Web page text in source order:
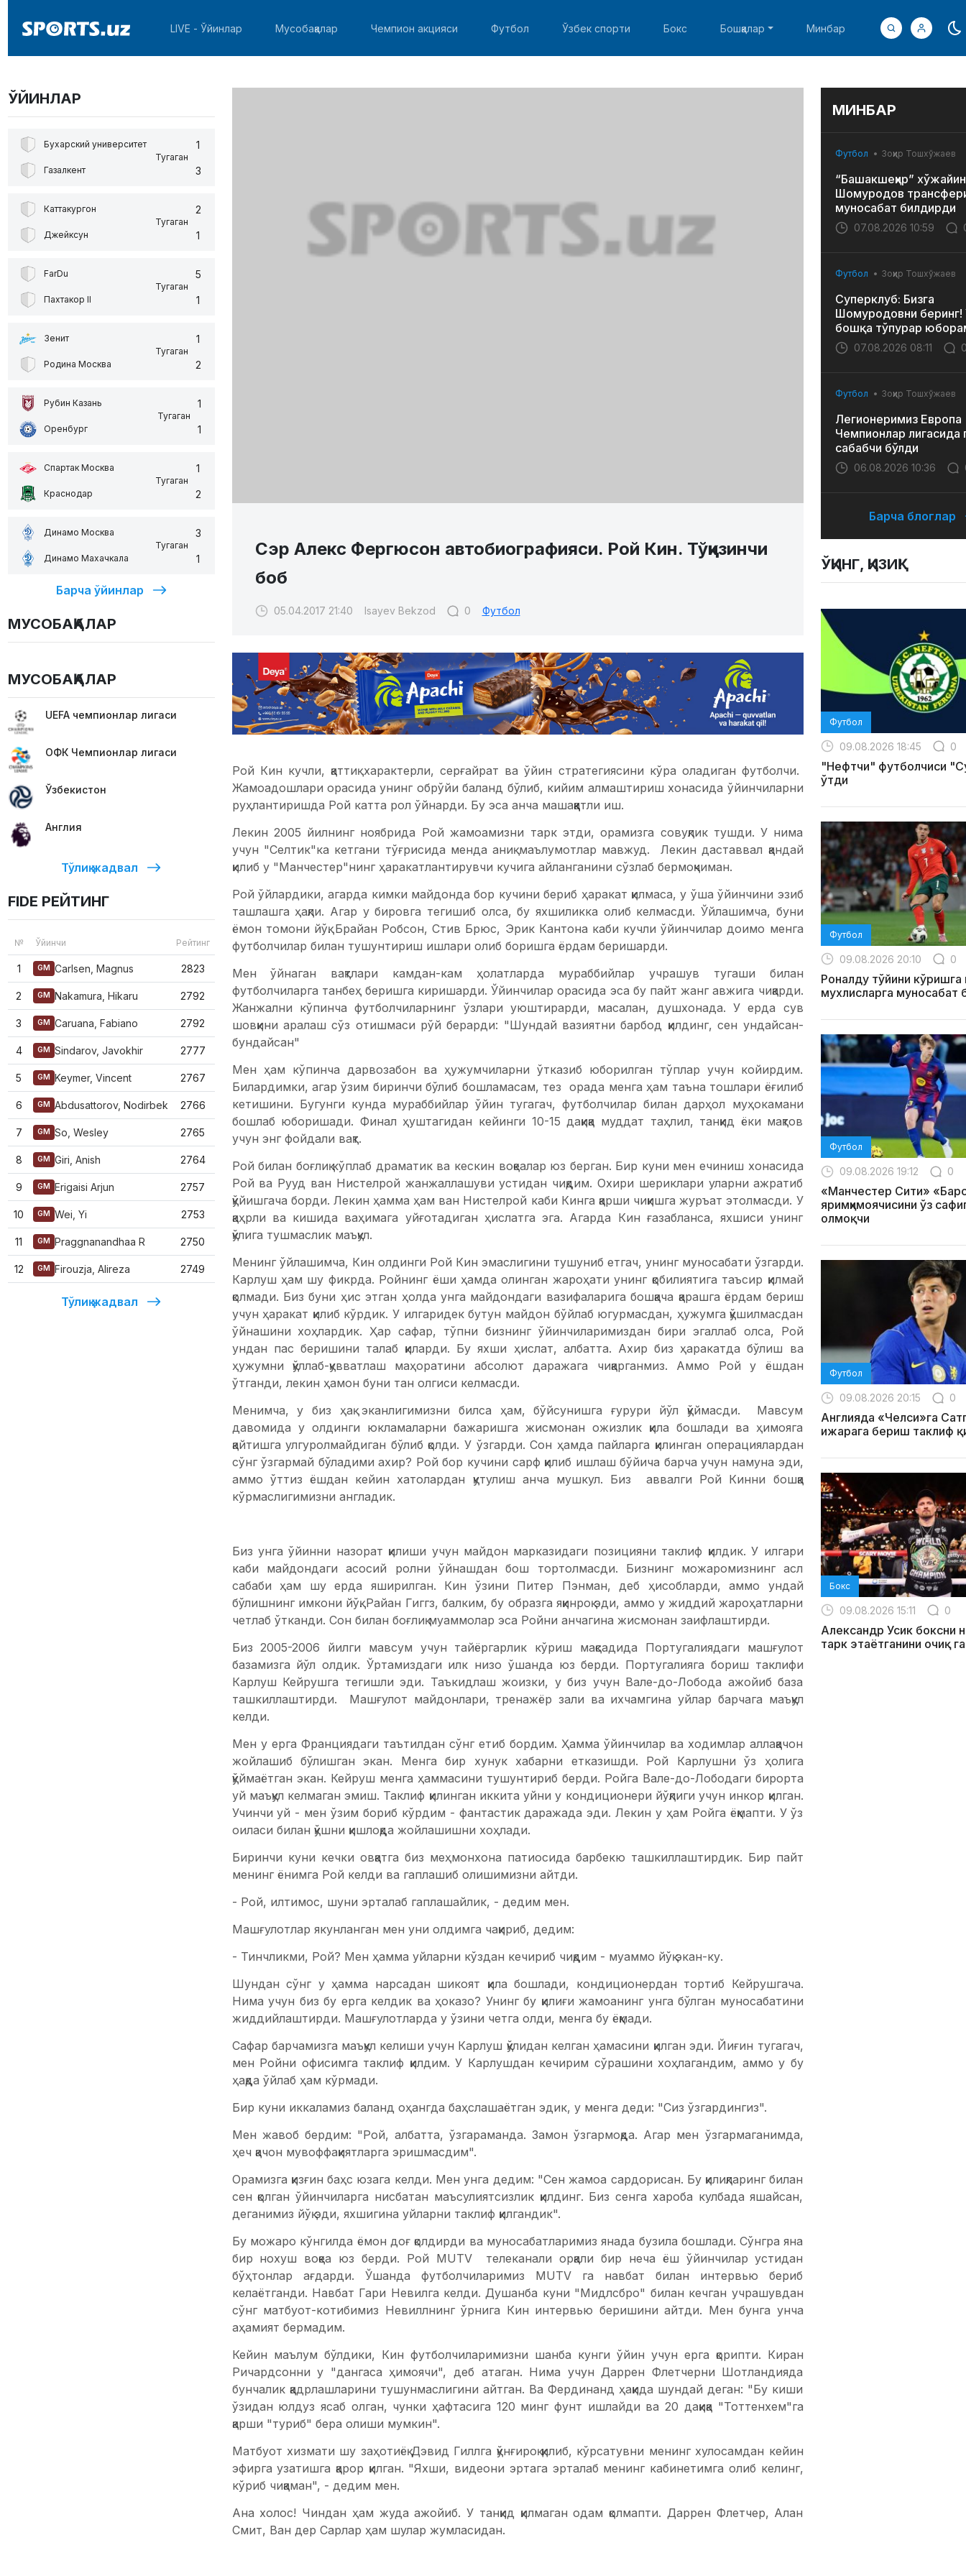
LIVE - Ўйинлар Мусобақалар Чемпион акцияси Футбол Ўзбек спорти Бокс Бошқалар Минбар
ЎЙИНЛАР
Бухарский университет
Газалкент
Тугаган
1
3
Каттакургон
Джейксун
Тугаган
2
1
FarDu
Пахтакор II
Тугаган
5
1
Зенит
Родина Москва
Тугаган
1
2
Рубин Казань
Оренбург
Тугаган
1
1
Спартак Москва
Краснодар
Тугаган
1
2
Динамо Москва
Динамо Махачкала
Тугаган
3
1
Барча ўйинлар
МУСОБАҚАЛАР
МУСОБАҚАЛАР
UEFA чемпионлар лигаси
ОФК Чемпионлар лигаси
Ўзбекистон
Англия
Тўлиқ жадвал
FIDE РЕЙТИНГ
№ Ўйинчи Рейтинг
1 GM Carlsen, Magnus 2823
2 GM Nakamura, Hikaru 2792
3 GM Caruana, Fabiano 2792
4 GM Sindarov, Javokhir 2777
5 GM Keymer, Vincent 2767
6 GM Abdusattorov, Nodirbek 2766
7 GM So, Wesley 2765
8 GM Giri, Anish 2764
9 GM Erigaisi Arjun 2757
10 GM Wei, Yi 2753
11 GM Praggnanandhaa R 2750
12 GM Firouzja, Alireza 2749
Тўлиқ жадвал
Сэр Алекс Фергюсон автобиографияси. Рой Кин. Тўққизинчи
боб
05.04.2017 21:40 Isayev Bekzod 0 Футбол
Рой Кин кучли, қаттиқ характерли, серғайрат ва ўйин стратегиясини кўра оладиган футболчи.
Жамоадошлари орасида унинг обрўйи баланд бўлиб, кийим алмаштириш хонасида ўйинчиларни
руҳлантиришда Рой катта рол ўйнарди. Бу эса анча машаққатли иш.
Лекин 2005 йилнинг ноябрида Рой жамоамизни тарк этди, орамизга совуқлик тушди. У нима
учун "Селтик"ка кетгани тўғрисида менда аниқ маълумотлар мавжуд. Лекин даставвал қандай
қилиб у "Манчестер"нинг ҳаракатлантирувчи кучига айланганини сўзлаб бермоқчиман.
Рой ўйлардики, агарда кимки майдонда бор кучини бериб ҳаракат қилмаса, у ўша ўйинчини эзиб
ташлашга ҳақли. Агар у бировга тегишиб олса, бу яхшиликка олиб келмасди. Ўйлашимча, буни
ёмон томони йўқ. Брайан Робсон, Стив Брюс, Эрик Кантона каби кучли ўйинчилар доимо менга
футболчилар билан тушунтириш ишлари олиб боришга ёрдам беришарди.
Мен ўйнаган вақтлари камдан-кам ҳолатларда мураббийлар учрашув тугаши билан
футболчиларга танбеҳ беришга киришарди. Ўйинчилар орасида эса бу пайт жанг авжига чиқарди.
Жанжални кўпинча футболчиларнинг ўзлари уюштирарди, масалан, душхонада. У ерда сув
шовқини аралаш сўз отишмаси рўй берарди: "Шундай вазиятни барбод қилдинг, сен ундайсан-
бундайсан"
Мен ҳам кўпинча дарвозабон ва ҳужумчиларни ўтказиб юборилган тўплар учун койирдим.
Билардимки, агар ўзим биринчи бўлиб бошламасам, тез орада менга ҳам таъна тошлари ёғилиб
кетишини. Бугунги кунда мураббийлар ўйин тугагач, футболчилар билан дарҳол муҳокамани
бошлаб юборишади. Финал ҳуштагидан кейинги 10-15 дақиқа муддат таҳлил, танқид ёки мақтов
учун энг фойдали вақт.
Рой билан боғлиқ кўплаб драматик ва кескин воқеалар юз берган. Бир куни мен ечиниш хонасида
Рой ва Рууд ван Нистелрой жанжаллашуви устидан чиқдим. Охири шериклари уларни ажратиб
қўйишгача борди. Лекин ҳамма ҳам ван Нистелрой каби Кинга қарши чиқишга журъат этолмасди. У
қаҳрли ва кишида ваҳимага уйғотадиган ҳислатга эга. Агарда Кин ғазабланса, яхшиси унинг
қўлига тушмаслик маъқул.
Менинг ўйлашимча, Кин олдинги Рой Кин эмаслигини тушуниб етгач, унинг муносабати ўзгарди.
Карлуш ҳам шу фикрда. Ройнинг ёши ҳамда олинган жароҳати унинг қобилиятига таъсир қилмай
қолмади. Биз буни ҳис этган ҳолда унга майдондаги вазифаларига бошқача қарашга ёрдам бериш
учун ҳаракат қилиб кўрдик. У илгаридек бутун майдон бўйлаб югурмасдан, ҳужумга қўшилмасдан
ўйнашини хоҳлардик. Ҳар сафар, тўпни бизнинг ўйинчиларимиздан бири эгаллаб олса, Рой
ундан пас беришини талаб қиларди. Бу яхши ҳислат, албатта. Ахир биз ҳаракатда бўлиш ва
ҳужумни қўллаб-қувватлаш маҳоратини абсолют даражага чиқарганмиз. Аммо Рой у ёшдан
ўтганди, лекин ҳамон буни тан олгиси келмасди.
Менимча, у биз ҳақ эканлигимизни билса ҳам, бўйсунишга ғурури йўл қўймасди. Мавсум
давомида у олдинги юкламаларни бажаришга жисмонан ожизлик қила бошлади ва ҳимояга
қайтишга улгуролмайдиган бўлиб қолди. У ўзгарди. Сон ҳамда пайларга қилинган операциялардан
сўнг ўзгармай бўладими ахир? Рой бор кучини сарф қилиб ишлаш бўйича барча учун намуна эди,
аммо ўттиз ёшдан кейин хатолардан қутулиш анча мушкул. Биз аввалги Рой Кинни бошқа
кўрмаслигимизни англадик.
Биз унга ўйинни назорат қилиши учун майдон марказидаги позицияни таклиф қилдик. У илгари
каби майдондаги асосий ролни ўйнашдан бош тортолмасди. Бизнинг можаромизнинг асл
сабаби ҳам шу ерда яширилган. Кин ўзини Питер Пэнман, деб ҳисобларди, аммо ундай
бўлишнинг имкони йўқ. Райан Гиггз, балким, бу образга яқинроқ эди, аммо у жиддий жароҳатларни
четлаб ўтканди. Сон билан боғлиқ муаммолар эса Ройни анчагина жисмонан заифлаштирди.
Биз 2005-2006 йилги мавсум учун тайёргарлик кўриш мақсадида Португалиядаги машғулот
базамизга йўл олдик. Ўртамиздаги илк низо ўшанда юз берди. Португалияга бориш таклифи
Карлуш Кейрушга тегишли эди. Таъкидлаш жоизки, у биз учун Вале-до-Лобода ажойиб база
ташкиллаштирди. Машғулот майдонлари, тренажёр зали ва ихчамгина уйлар барчага маъқул
келди.
Мен у ерга Франциядаги таътилдан сўнг етиб бордим. Ҳамма ўйинчилар ва ходимлар аллақачон
жойлашиб бўлишган экан. Менга бир хунук хабарни етказишди. Рой Карлушни ўз ҳолига
қўймаётган экан. Кейруш менга ҳаммасини тушунтириб берди. Ройга Вале-до-Лободаги бирорта
уй маъқул келмаган эмиш. Таклиф қилинган иккита уйни у кондиционери йўқлиги учун инкор қилган.
Учинчи уй - мен ўзим бориб кўрдим - фантастик даражада эди. Лекин у ҳам Ройга ёқмапти. У ўз
оиласи билан қўшни қишлоқда жойлашишни хоҳлади.
Биринчи куни кечки овқатга биз меҳмонхона патиосида барбекю ташкиллаштирдик. Бир пайт
менинг ёнимга Рой келди ва гаплашиб олишимизни айтди.
- Рой, илтимос, шуни эрталаб гаплашайлик, - дедим мен.
Машғулотлар якунланган мен уни олдимга чақириб, дедим:
- Тинчликми, Рой? Мен ҳамма уйларни кўздан кечириб чиқдим - муаммо йўқ экан-ку.
Шундан сўнг у ҳамма нарсадан шикоят қила бошлади, кондиционердан тортиб Кейрушгача.
Нима учун биз бу ерга келдик ва ҳоказо? Унинг бу қилиғи жамоанинг унга бўлган муносабатини
жиддийлаштирди. Машғулотларда у ўзини четга олди, менга бу ёқмади.
Сафар барчамизга маъқул келиши учун Карлуш қўлидан келган ҳамасини қилган эди. Йиғин тугагач,
мен Ройни офисимга таклиф қилдим. У Карлушдан кечирим сўрашини хоҳлагандим, аммо у бу
ҳақда ўйлаб ҳам кўрмади.
Бир куни иккаламиз баланд оҳангда баҳслашаётган эдик, у менга деди: "Сиз ўзгардингиз".
Мен жавоб бердим: "Рой, албатта, ўзгараманда. Замон ўзгармоқда. Агар мен ўзгармаганимда,
ҳеч қачон мувоффақиятларга эришмасдим".
Орамизга қизғин баҳс юзага келди. Мен унга дедим: "Сен жамоа сардорисан. Бу қилиқларинг билан
сен қолган ўйинчиларга нисбатан маъсулиятсизлик қилдинг. Биз сенга хароба кулбада яшайсан,
деганимиз йўқ эди, яхшигина уйларни таклиф қилгандик".
Бу можаро кўнгилда ёмон доғ қолдирди ва муносабатларимиз янада бузила бошлади. Сўнгра яна
бир нохуш воқеа юз берди. Рой MUTV телеканали орқали бир неча ёш ўйинчилар устидан
бўҳтонлар ағдарди. Ўшанда футболчиларимиз MUTV га навбат билан интервью бериб
келаётганди. Навбат Гари Невилга келди. Душанба куни "Мидлсбро" билан кечган учрашувдан
сўнг матбуот-котибимиз Невиллнинг ўрнига Кин интервью беришини айтди. Мен бунга унча
аҳамият бермадим.
Кейин маълум бўлдики, Кин футболчиларимизни шанба кунги ўйин учун ерга қорипти. Киран
Ричардсонни у "дангаса ҳимоячи", деб атаган. Нима учун Даррен Флетчерни Шотландияда
бунчалик қадрлашларини тушунмаслигини айтган. Ва Фердинанд ҳақида шундай деган: "Бу киши
ўзидан юлдуз ясаб олган, чунки ҳафтасига 120 минг фунт ишлайди ва 20 дақиқа "Тоттенхем"га
қарши "туриб" бера олиши мумкин".
Матбуот хизмати шу заҳотиёқ Дэвид Гиллга қўнғироқ қилиб, кўрсатувни менинг хулосамдан кейин
эфирга узатишга қарор қилган. "Яхши, видеони эртага эрталаб менинг кабинетимга олиб келинг,
кўриб чиқаман", - дедим мен.
Ана холос! Чиндан ҳам жуда ажойиб. У танқид қилмаган одам қолмапти. Даррен Флетчер, Алан
Смит, Ван дер Сарлар ҳам шулар жумласидан.
МИНБАР
Футбол Зоҳир Тошхўжаев
“Башакшеҳир”
Шомуродов
муносабат билдирди
07.08.2026 10:59
Футбол Зоҳир Тошхўжаев
Суперклуб: Бизга
Шомуродовни беринг!
бошқа тўпурар
07.08.2026 08:11
Футбол Зоҳир Тошхўжаев
Легионеримиз Европа
Чемпионлар лигасида
сабабчи бўлди
06.08.2026 10:36
Барча блоглар
ЎҚИНГ, ҚИЗИҚ!
Футбол
09.08.2026 18:45 0
"Нефтчи" футболчиси
ўтди
Футбол
09.08.2026 20:10 0
Роналду тўйини кўришга
мухлисларга муносабат
Футбол
09.08.2026 19:12 0
«Манчестер Сити»
яримҳимоячисини ўз
олмоқчи
Футбол
09.08.2026 20:15 0
Англияда «Челси»га
ижарага бериш таклиф
Бокс
09.08.2026 15:11 0
Александр Усик боксни
тарк этаётганини очиқ